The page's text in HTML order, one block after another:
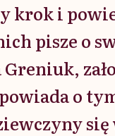
krok i
pisze o
Greniuk,
o